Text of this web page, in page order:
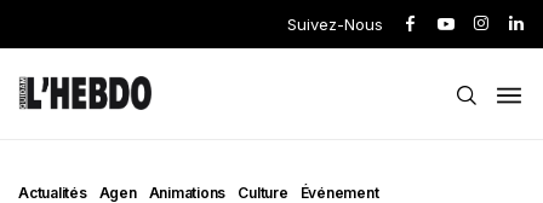
Suivez-Nous
Actualités Agen Animations Culture Événement